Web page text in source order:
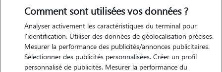
La tête est courte, massive et le crâne légèrement bombé de profil.
Les yeux sont vifs et de taille moyenne en forme d’amande de
couleurs marrons.
Les oreilles sont attachées hautes, de taille moyenne en forme
triangulaire représentant un V pendantes sur ses joues, arrondies au
Comment sont utilisées vos données ?
Analyser activement les caractéristiques du terminal pour
l'identification. Utiliser des données de géolocalisation précises.
Mesurer la performance des publicités/annonces publicitaires.
Sélectionner des publicités personnalisées. Créer un profil
personnalisé de publicités. Mesurer la performance du